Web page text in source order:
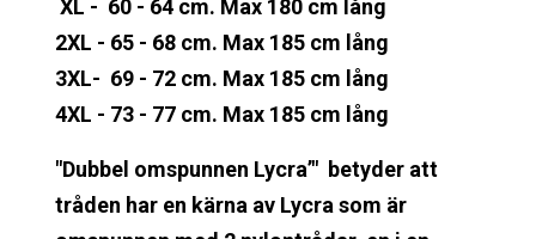
XL - 60 - 64 cm. Max 180 cm lång
2XL - 65 - 68 cm. Max 185 cm lång
3XL- 69 - 72 cm. Max 185 cm lång
4XL - 73 - 77 cm. Max 185 cm lång
"Dubbel omspunnen Lycra’" betyder att
tråden har en kärna av Lycra som är